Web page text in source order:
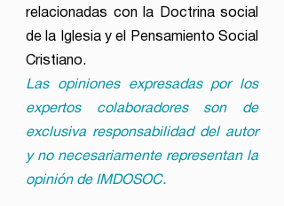
relacionadas con la Doctrina social
de la Iglesia y el Pensamiento Social
Cristiano.
Las opiniones expresadas por los
expertos colaboradores son de
exclusiva responsabilidad del autor
y no necesariamente representan la
opinión de IMDOSOC.